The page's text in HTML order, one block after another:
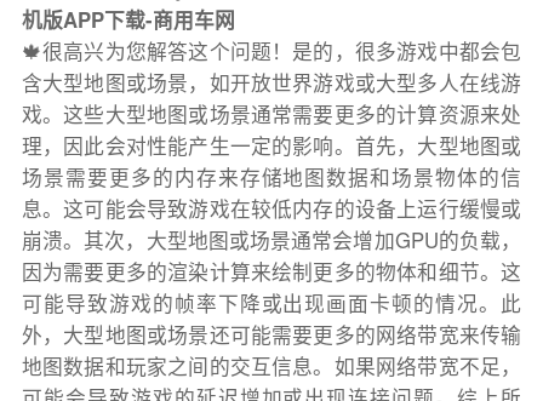
机版APP下载-商用车网
🍁很高兴为您解答这个问题！是的，很多游戏中都会包
含大型地图或场景，如开放世界游戏或大型多人在线游
戏。这些大型地图或场景通常需要更多的计算资源来处
理，因此会对性能产生一定的影响。首先，大型地图或
场景需要更多的内存来存储地图数据和场景物体的信
息。这可能会导致游戏在较低内存的设备上运行缓慢或
崩溃。其次，大型地图或场景通常会增加GPU的负载，
因为需要更多的渲染计算来绘制更多的物体和细节。这
可能导致游戏的帧率下降或出现画面卡顿的情况。此
外，大型地图或场景还可能需要更多的网络带宽来传输
地图数据和玩家之间的交互信息。如果网络带宽不足，